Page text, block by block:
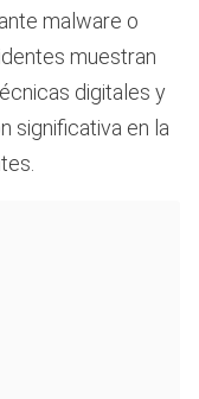
malware o
muestran
digitales y
significativa en la